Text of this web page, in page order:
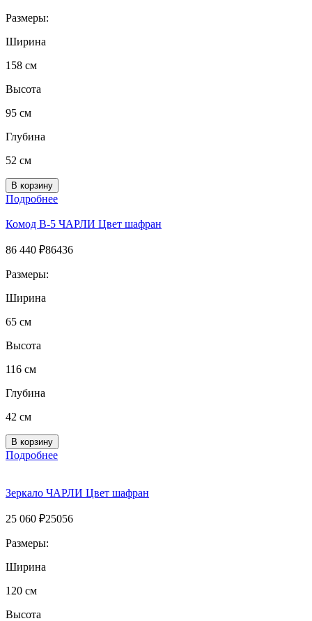
Размеры:
Ширина
158 см
Высота
95 см
Глубина
52 см
Подробнее
Комод B-5 ЧАРЛИ Цвет шафран
86 440 ₽86436
Размеры:
Ширина
65 см
Высота
116 см
Глубина
42 см
Подробнее
Зеркало ЧАРЛИ Цвет шафран
25 060 ₽25056
Размеры:
Ширина
120 см
Высота